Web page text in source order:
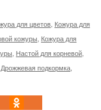
для цветов Кожура для
кожуры Кожура для
Настой для корневой
Дрожжевая подкормка